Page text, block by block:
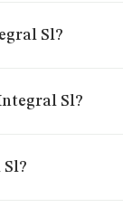
Sl?
Sl?